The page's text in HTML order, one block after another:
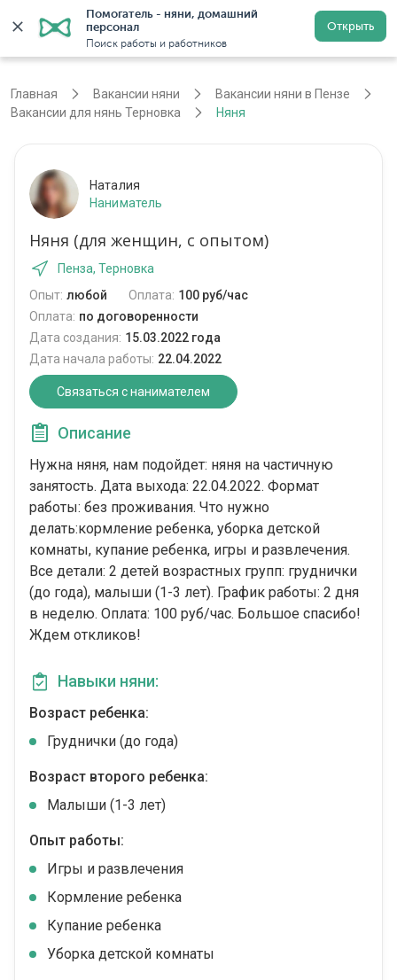
Помогатель - няни, домашний
персонал
Поиск работы и работников
Открыть
Регистрация
Главная Вакансии няни
Вакансии няни в Пензе
Вакансии для нянь Терновка
Няня
Наталия
Наниматель
Няня (для женщин, с опытом)
Пенза, Терновка
Опыт: любой Оплата: 100 руб/час
Оплата: по договоренности
Дата создания: 15.03.2022 года
Дата начала работы: 22.04.2022
Связаться с нанимателем
Описание
Нужна няня, нам подойдет: няня на частичную
занятость. Дата выхода: 22.04.2022. Формат
работы: без проживания. Что нужно
делать:кормление ребенка, уборка детской
комнаты, купание ребенка, игры и развлечения.
Все детали: 2 детей возрастных групп: груднички
(до года), малыши (1-3 лет). График работы: 2 дня
в неделю. Оплата: 100 руб/час. Большое спасибо!
Ждем откликов!
Навыки няни:
Возраст ребенка:
Груднички (до года)
Возраст второго ребенка:
Малыши (1-3 лет)
Опыт работы:
Игры и развлечения
Кормление ребенка
Купание ребенка
Уборка детской комнаты